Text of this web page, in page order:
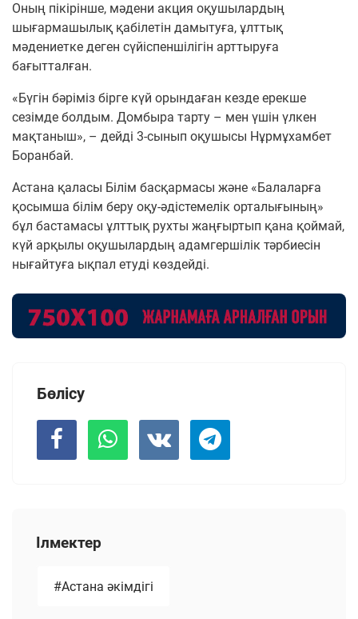
Оның пікірінше, мәдени акция оқушылардың
шығармашылық қабілетін дамытуға, ұлттық
мәдениетке деген сүйіспеншілігін арттыруға
бағытталған.
«Бүгін бәріміз бірге күй орындаған кезде ерекше
сезімде болдым. Домбыра тарту – мен үшін үлкен
мақтаныш», – дейді 3-сынып оқушысы Нұрмұхамбет
Боранбай.
Астана қаласы Білім басқармасы және «Балаларға
қосымша білім беру оқу-әдістемелік орталығының»
бұл бастамасы ұлттық рухты жаңғыртып қана қоймай,
күй арқылы оқушылардың адамгершілік тәрбиесін
нығайтуға ықпал етуді көздейді.
Бөлісу
Ілмектер
#Астана әкімдігі